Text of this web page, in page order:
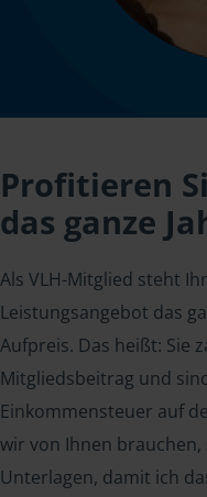
Profitieren
das ganze
Als VLH-Mitglied steht
Leistungsangebot das
Aufpreis. Das heißt: Sie
Mitgliedsbeitrag und
Einkommensteuer auf
wir von Ihnen
Unterlagen, damit ich